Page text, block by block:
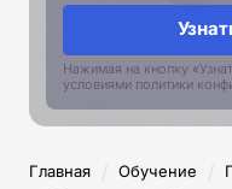
Нажимая на кнопку
условиями политики
Главная / Обучение /